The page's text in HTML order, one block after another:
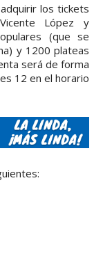
los tickets
López y
(que se
y 1200 plateas
será de forma
12 en el horario